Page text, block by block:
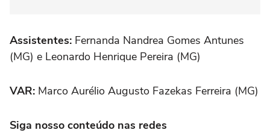
Assistentes: Fernanda Nandrea Gomes Antunes
(MG) e Leonardo Henrique Pereira (MG)
VAR: Marco Aurélio Augusto Fazekas Ferreira (MG)
Siga nosso conteúdo nas redes